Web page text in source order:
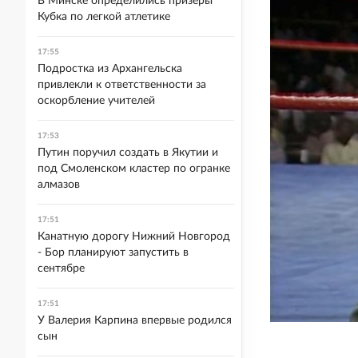
Кубка по легкой атлетике
17:55
Подростка из Архангельска
привлекли к ответственности за
оскорбление учителей
17:53
Путин поручил создать в Якутии и
под Смоленском кластер по огранке
алмазов
17:51
Канатную дорогу Нижний Новгород
- Бор планируют запустить в
сентябре
17:51
У Валерия Карпина впервые родился
сын